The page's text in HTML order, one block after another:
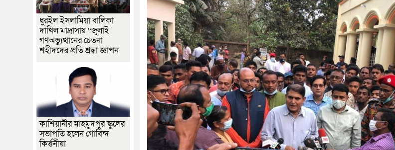
ধুরইল ইসলামিয়া বালিকা
দাখিল মাদ্রাসায় “জুলাই
গণঅভ্যুত্থানের চেতনা
শহীদদের প্রতি শ্রদ্ধা জ্ঞাপন
কাশিয়ানীর মাহমুদপুর স্কুলের
সভাপতি হলেন গোবিন্দ
কির্ত্তনীয়া